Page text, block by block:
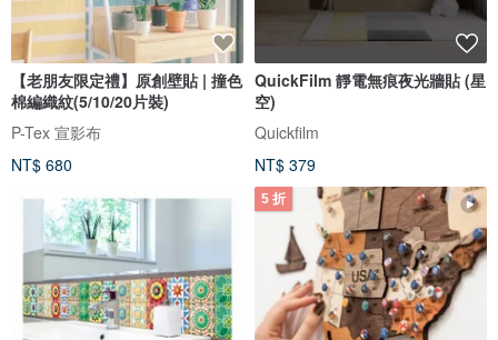
【老朋友限定禮】原創壁貼 | 撞色
棉編織紋(5/10/20片裝)
P-Tex 宣影布
NT$ 680
QuickFilm 靜電無痕夜光牆貼 (星
空)
Quickfilm
NT$ 379
5 折